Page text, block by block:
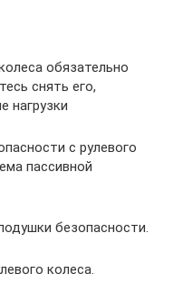
обязательно
снять его,
нагрузки
с рулевого
пассивной
безопасности.
колеса.